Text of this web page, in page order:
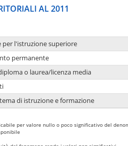
AL 2011
per l'istruzione superiore
permanente
o laurea/licenza media
di istruzione e formazione
per valore nullo o poco significativo del